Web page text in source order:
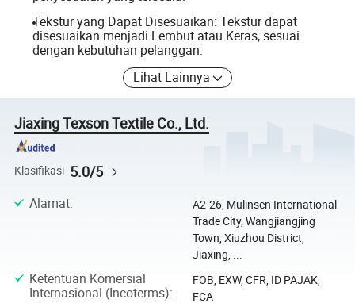
Tekstur yang Dapat Disesuaikan: Tekstur dapat
disesuaikan menjadi Lembut atau Keras, sesuai
dengan kebutuhan pelanggan.
Lihat Lainnya
Jiaxing Texson Textile Co., Ltd.
Klasifikasi 5.0/5
Alamat:
A2-26, Mulinsen International
Trade City, Wangjiangjing
Town, Xiuzhou District,
Jiaxing, ...
Ketentuan Komersial
Internasional (Incoterms):
FOB, EXW, CFR, ID PAJAK,
FCA